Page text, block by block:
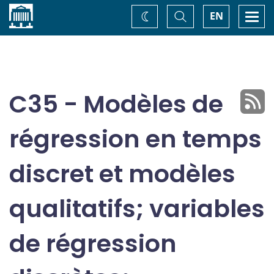
Accueil EN
Basculer
la
recherche
Changez
de
C35 - Modèles de
régression en temps
discret et modèles
qualitatifs; variables
de régression